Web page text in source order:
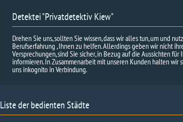
Detektei "Privatdetektiv Kiew"
Drehen Sie uns, sollten Sie wissen, dass wir alles tun, um und
Berufserfahrung , Ihnen zu helfen. Allerdings geben wir nicht
Versprechungen, sind Sie sicher, in Bezug auf die Aussichten für
informieren. In Zusammenarbeit mit unseren Kunden halten wir
uns inkognito in Verbindung.
Liste der bedienten Städte